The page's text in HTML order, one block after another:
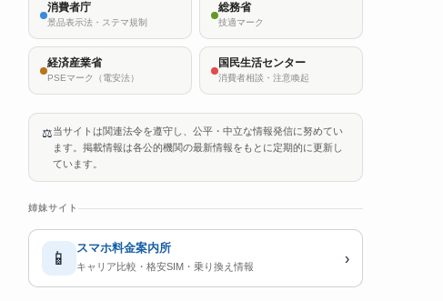
消費者庁
景品表示法・ステマ規制
総務省
技適マーク
経済産業省
PSEマーク（電安法）
国民生活センター
消費者相談・注意喚起
⚖️当サイトは関連法令を遵守し、公平・中立な情報発信に努めてい
ます。掲載情報は各公的機関の最新情報をもとに定期的に更新し
ています。
姉妹サイト
📱 スマホ料金案内所
キャリア比較・格安SIM・乗り換え情報
›